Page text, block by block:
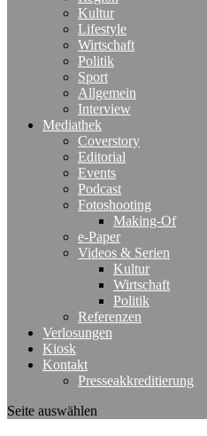
Kultur
Lifestyle
Wirtschaft
Politik
Sport
Allgemein
Interview
Mediathek
Coverstory
Editorial
Events
Podcast
Fotoshooting
Making-Of
e-Paper
Videos & Serien
Kultur
Wirtschaft
Politik
Referenzen
Verlosungen
Kiosk
Kontakt
Presseakkreditierung
Seite auswählen